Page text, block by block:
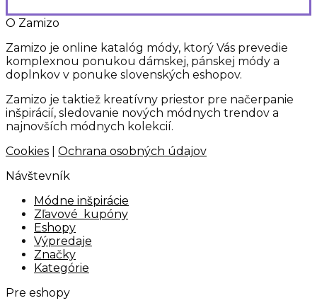
O Zamizo
Zamizo je online katalóg módy, ktorý Vás prevedie
komplexnou ponukou dámskej, pánskej módy a
doplnkov v ponuke slovenských eshopov.
Zamizo je taktiež kreatívny priestor pre načerpanie
inšpirácií, sledovanie nových módnych trendov a
najnovších módnych kolekcií.
Cookies
Ochrana osobných údajov
Návštevník
Módne inšpirácie
Zľavové kupóny
Eshopy
Výpredaje
Značky
Kategórie
Pre eshopy